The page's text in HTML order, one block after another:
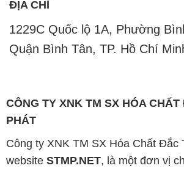
CÔNG TY XNK TM SX HÓA CHẤT
PHÁT
và phân phối các loại hóa chất
nhau nhằm đáp ứng nhu cầu sử
hàng một cách tốt nhất.
Chúng tôi cam kết mang đến sự